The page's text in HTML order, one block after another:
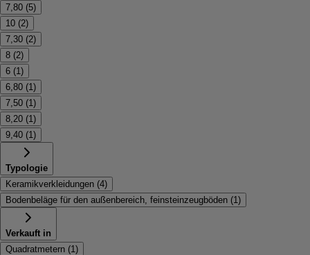
7,80 (5)
10 (2)
7,30 (2)
8 (2)
6 (1 )
6,80 (1 )
7,50 (1 )
8,20 (1 )
9,40 (1 )
Typologie
Keramikverkleidungen (4)
Bodenbeläge für den außenbereich, feinsteinzeugböden (1 )
Verkauft in
Quadratmetern (1 )